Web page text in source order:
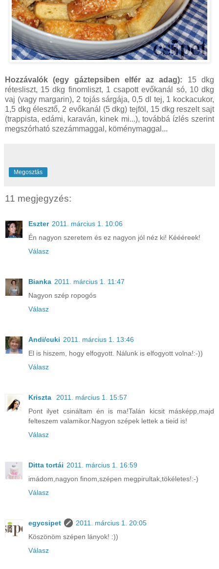
Hozzávalók (egy gáztepsiben elfér az adag): 15 dkg
rétesliszt, 15 dkg finomliszt, 1 csapott evőkanál só, 10 dkg
vaj (vagy margarin), 2 tojás sárgája, 0,5 dl tej, 1 kockacukor,
1,5 dkg élesztő, 2 evőkanál (5 dkg) tejföl, 15 dkg reszelt sajt
(trappista, edámi, karaván, kinek mi...), továbbá ízlés szerint
megszórható szezámmaggal, köménymaggal...
Megosztás
11 megjegyzés:
Eszter 2011. március 1. 10:06
Én nagyon szeretem és ez nagyon jól néz ki! Kéééreek!
Válasz
Bianka 2011. március 1. 11:47
Nagyon szép ropogós
Válasz
Andi/cuki 2011. március 1. 13:46
El is hiszem, hogy elfogyott. Nálunk is elfogyott volna!:-))
Válasz
Kriszta
2011. március 1. 15:57
Pont ilyet csináltam én is ma!Talán kicsit másképp,majd
felteszem valamikor.Nagyon szépek lettek a tieid is!
Válasz
Ditta tortái 2011. március 1. 16:59
imádom,nagyon finom,szépen megpirultak,tökéletes!:-)
Válasz
egycsipet
2011. március 1. 20:05
Köszönöm szépen lányok! :))
Válasz